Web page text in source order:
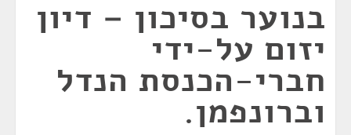
בנוער בסיכון – דיון
יזום על-ידי
חברי-הכנסת הנדל
וברונפמן.